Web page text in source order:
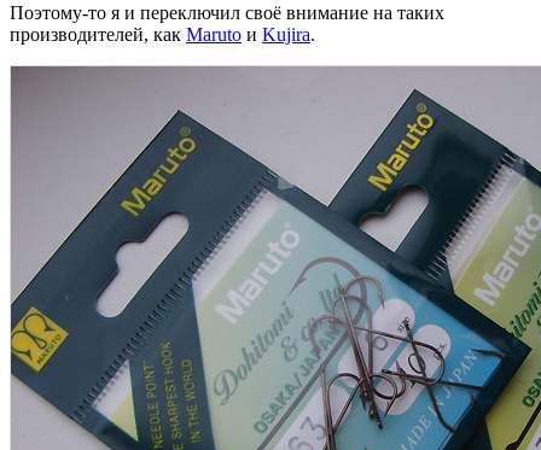
Поэтому-то я и переключил своё внимание на таких
производителей, как Maruto и Kujira.